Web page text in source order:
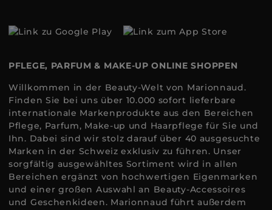
PFLEGE, PARFUM & MAKE-UP ONLINE SHOPPEN
Willkommen in der Beauty-Welt von Marionnaud.
Finden Sie bei uns über 10.000 sofort lieferbare
internationale Markenprodukte aus den Bereichen
Pflege, Parfum, Make-up und Haarpflege für Sie und
Ihn. Dabei sind wir stolz darauf über 40 ausgesuchte
Marken in der Schweiz exklusiv zu führen. Unser
sorgfältig ausgewähltes Sortiment wird in allen
Bereichen ergänzt von hochwertigen Eigenmarken
und einer großen Auswahl an Beauty-Accessoires
und Geschenkideen. Marionnaud führt außerdem